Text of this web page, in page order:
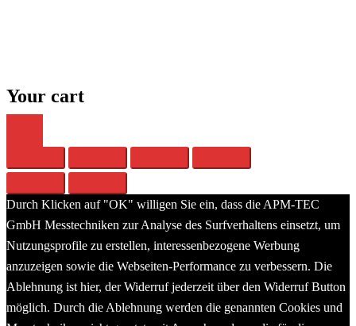
Your cart
Durch Klicken auf "OK" willigen Sie ein, dass die APM-TEC
GmbH Messtechniken zur Analyse des Surfverhaltens einsetzt, um
Nutzungsprofile zu erstellen, interessenbezogene Werbung
anzuzeigen sowie die Webseiten-Performance zu verbessern. Die
Ablehnung ist hier, der Widerruf jederzeit über den Widerruf Button
möglich. Durch die Ablehnung werden die genannten Cookies und